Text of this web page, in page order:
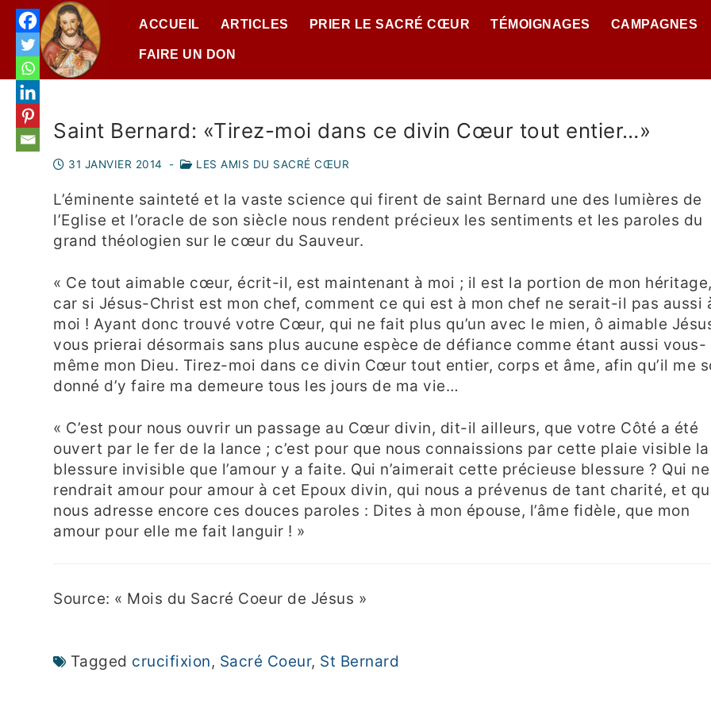
ACCUEIL ARTICLES PRIER LE SACRÉ CŒUR TÉMOIGNAGES CAMPAGNES
FAIRE UN DON
Saint Bernard: «Tirez-moi dans ce divin Cœur tout entier…»
31 JANVIER 2014 - LES AMIS DU SACRÉ CŒUR
L’éminente sainteté et la vaste science qui firent de saint Bernard une des lumières de
l’Eglise et l’oracle de son siècle nous rendent précieux les sentiments et les paroles du
grand théologien sur le cœur du Sauveur.
« Ce tout aimable cœur, écrit-il, est maintenant à moi ; il est la portion de mon héritage,
car si Jésus-Christ est mon chef, comment ce qui est à mon chef ne serait-il pas aussi
moi ! Ayant donc trouvé votre Cœur, qui ne fait plus qu’un avec le mien, ô aimable
vous prierai désormais sans plus aucune espèce de défiance comme étant aussi vous-
même mon Dieu. Tirez-moi dans ce divin Cœur tout entier, corps et âme, afin qu’il me
donné d’y faire ma demeure tous les jours de ma vie…
« C’est pour nous ouvrir un passage au Cœur divin, dit-il ailleurs, que votre Côté a été
ouvert par le fer de la lance ; c’est pour que nous connaissions par cette plaie visible la
blessure invisible que l’amour y a faite. Qui n’aimerait cette précieuse blessure ? Qui ne
rendrait amour pour amour à cet Epoux divin, qui nous a prévenus de tant charité, et
nous adresse encore ces douces paroles : Dites à mon épouse, l’âme fidèle, que mon
amour pour elle me fait languir ! »
Source: « Mois du Sacré Coeur de Jésus »
Tagged crucifixion, Sacré Coeur, St Bernard